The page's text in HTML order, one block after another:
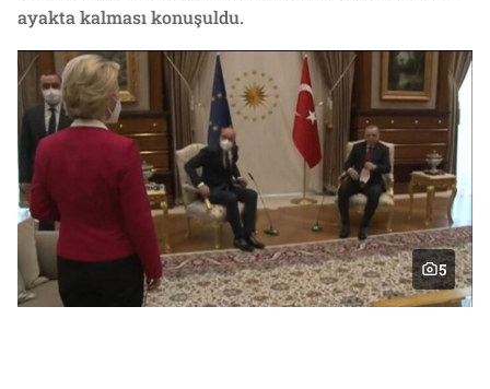
ayakta kalması konuşuldu.
5